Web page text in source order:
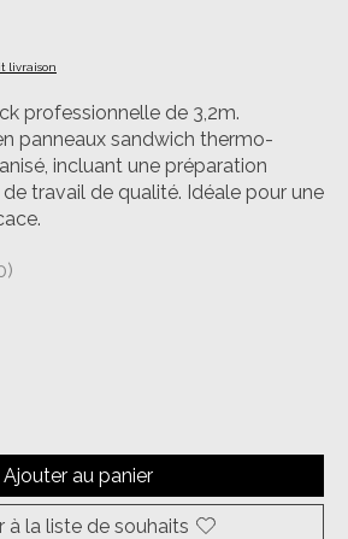
livraison
professionnelle de 3,2m.
panneaux sandwich thermo-
incluant une préparation
travail de qualité. Idéale pour une
à
Ajouter au panier
à la liste de souhaits